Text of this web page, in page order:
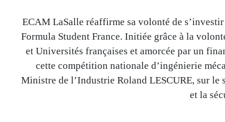
ECAM LaSalle réaffirme sa volonté de
Formula Student France. Initiée grâce à la
et Universités françaises et amorcée par un
cette compétition nationale d’ingénierie
Ministre de l’Industrie Roland LESCURE, sur le
et la